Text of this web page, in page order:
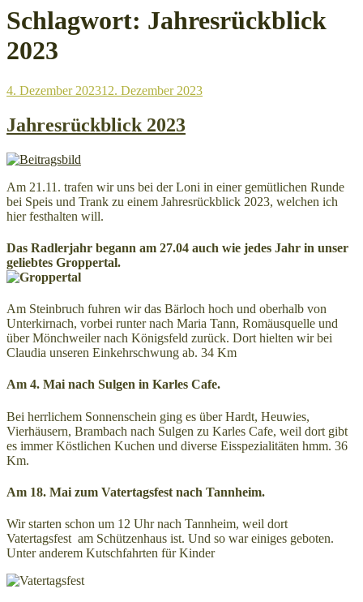
Schlagwort: Jahresrückblick
2023
Veröffentlicht
4. Dezember 202312. Dezember 2023
Jahresrückblick 2023
Am 21.11. trafen wir uns bei der Loni in einer gemütlichen Runde
bei Speis und Trank zu einem Jahresrückblick 2023, welchen ich
hier festhalten will.
Das Radlerjahr begann am 27.04 auch wie jedes Jahr in unser
geliebtes Groppertal.
Am Steinbruch fuhren wir das Bärloch hoch und oberhalb von
Unterkirnach, vorbei runter nach Maria Tann, Romäusquelle und
über Mönchweiler nach Königsfeld zurück. Dort hielten wir bei
Claudia unseren Einkehrschwung ab. 34 Km
Am 4. Mai nach Sulgen in Karles Cafe.
Bei herrlichem Sonnenschein ging es über Hardt, Heuwies,
Vierhäusern, Brambach nach Sulgen zu Karles Cafe, weil dort gibt
es immer Köstlichen Kuchen und diverse Eisspezialitäten hmm. 36
Km.
Am 18. Mai zum Vatertagsfest nach Tannheim.
Wir starten schon um 12 Uhr nach Tannheim, weil dort
Vatertagsfest am Schützenhaus ist. Und so war einiges geboten.
Unter anderem Kutschfahrten für Kinder